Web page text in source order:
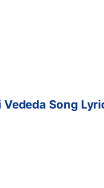
Song